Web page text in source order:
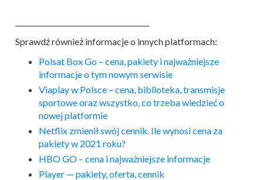
Sprawdź również informacje o innych platformach:
Polsat Box Go – cena, pakiety i najważniejsze
informacje o tym nowym serwisie
Viaplay w Polsce – cena, biblioteka, transmisje
sportowe oraz wszystko, co trzeba wiedzieć o
nowej platformie
Netflix zmienił swój cennik. Ile wynosi cena za
pakiety w 2021 roku?
HBO GO – cena i najważniejsze informacje
Player — pakiety, oferta, cennik